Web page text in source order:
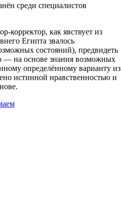
среди специалистов
корректор, как явствует из
Египта звалось
состояний), предвидеть
— на основе знания возможных
определённому варианту из
истинной нравственностью и